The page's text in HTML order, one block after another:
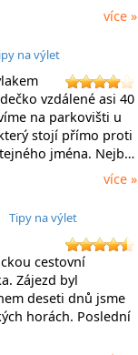
více »
na výlet
vzdálené asi 40
na parkovišti u
stojí přímo proti
jména. Nejb…
více »
Tipy na výlet
cestovní
Zájezd byl
deseti dnů jsme
horách. Poslední